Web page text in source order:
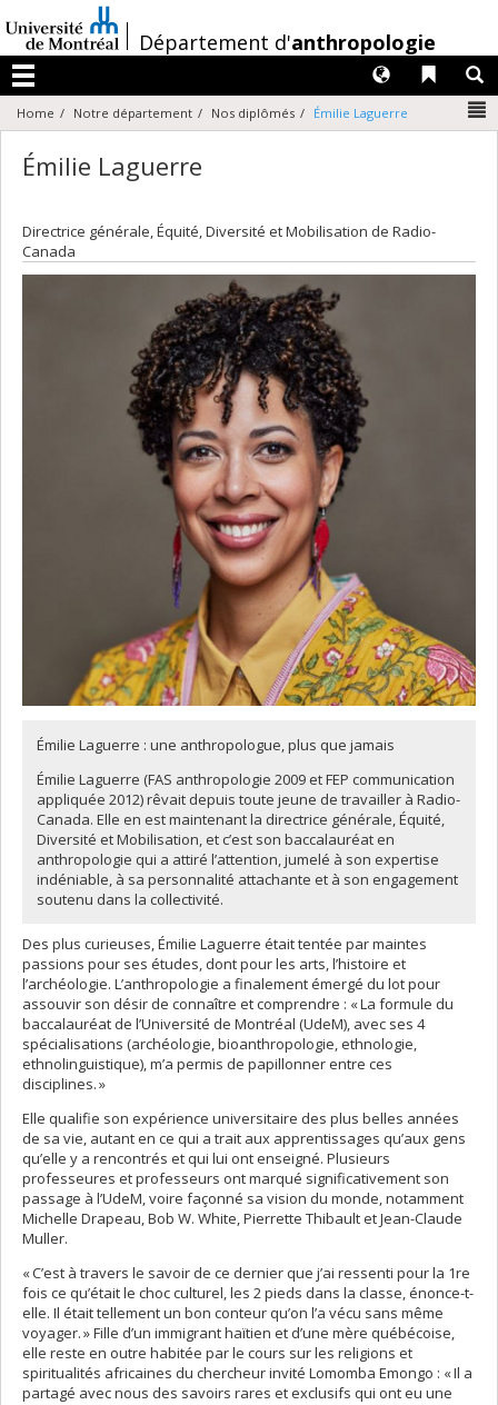
au
contenu
/Département d'anthropologie
Menu
Liens
Langues
Home Notre département Nos diplômés Émilie Laguerre
Émilie Laguerre
Directrice générale, Équité, Diversité et Mobilisation de Radio-
Canada
Émilie Laguerre : une anthropologue, plus que jamais
Émilie Laguerre (FAS anthropologie 2009 et FEP communication
appliquée 2012) rêvait depuis toute jeune de travailler à Radio-
Canada. Elle en est maintenant la directrice générale, Équité,
Diversité et Mobilisation, et c’est son baccalauréat en
anthropologie qui a attiré l’attention, jumelé à son expertise
indéniable, à sa personnalité attachante et à son engagement
soutenu dans la collectivité.
Des plus curieuses, Émilie Laguerre était tentée par maintes
passions pour ses études, dont pour les arts, l’histoire et
l’archéologie. L’anthropologie a finalement émergé du lot pour
assouvir son désir de connaître et comprendre : « La formule du
baccalauréat de l’Université de Montréal (UdeM), avec ses 4
spécialisations (archéologie, bioanthropologie, ethnologie,
ethnolinguistique), m’a permis de papillonner entre ces
disciplines. »
Elle qualifie son expérience universitaire des plus belles années
de sa vie, autant en ce qui a trait aux apprentissages qu’aux gens
qu’elle y a rencontrés et qui lui ont enseigné. Plusieurs
professeures et professeurs ont marqué significativement son
passage à l’UdeM, voire façonné sa vision du monde, notamment
Michelle Drapeau, Bob W. White, Pierrette Thibault et Jean-Claude
Muller.
« C’est à travers le savoir de ce dernier que j’ai ressenti pour la 1re
fois ce qu’était le choc culturel, les 2 pieds dans la classe, énonce-t-
elle. Il était tellement un bon conteur qu’on l’a vécu sans même
voyager. » Fille d’un immigrant haïtien et d’une mère québécoise,
elle reste en outre habitée par le cours sur les religions et
spiritualités africaines du chercheur invité Lomomba Emongo : « Il a
partagé avec nous des savoirs rares et exclusifs qui ont eu une